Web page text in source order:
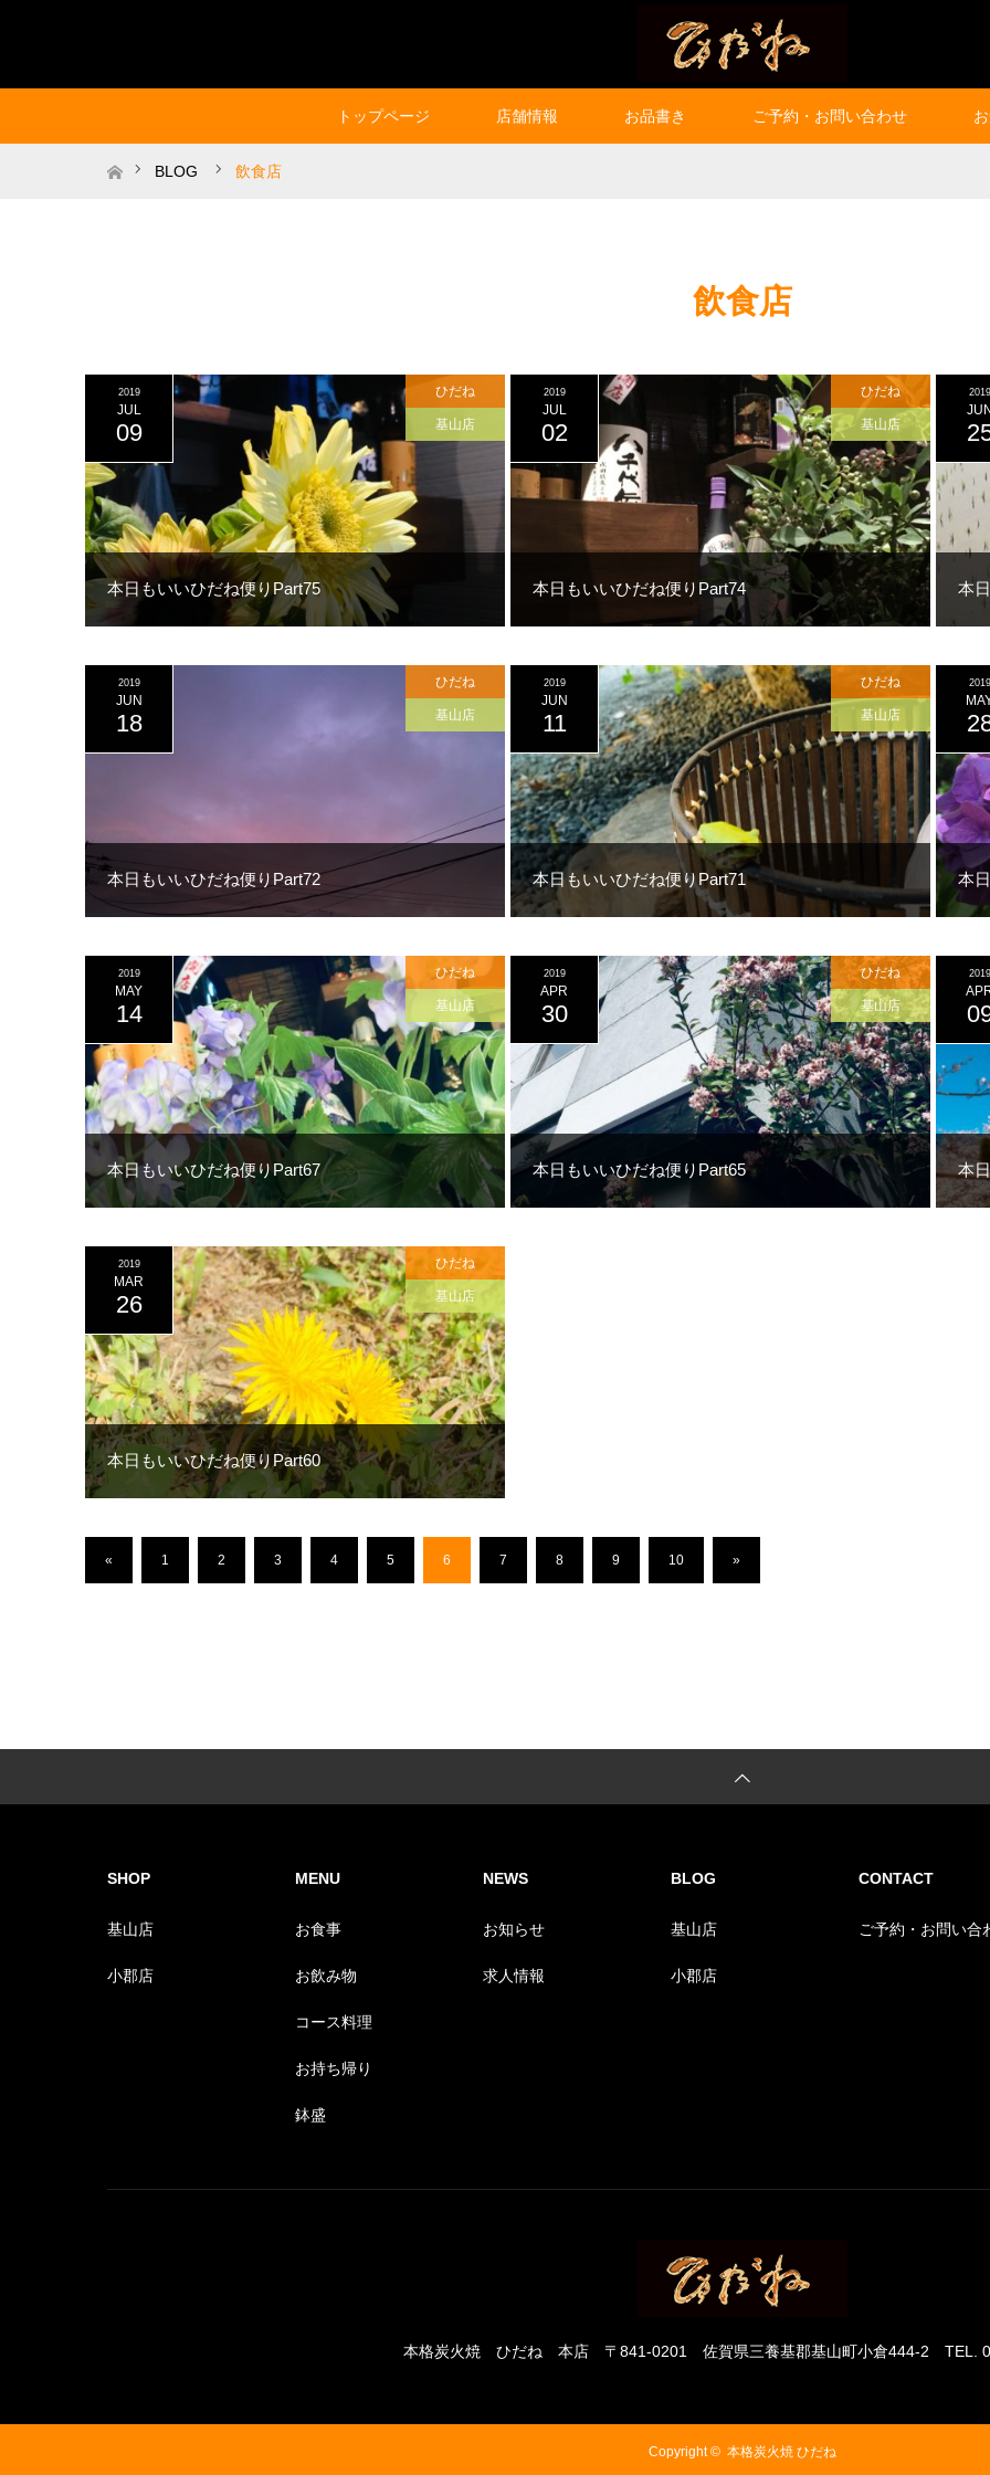
トップページ 店舗情報 お品書き ご予約・お問い合わせ
ホームBLOG 飲食店
飲食店
本日もいいひだね便りPart75
2019
JUL
09
ひだね
基山店
本日もいいひだね便りPart74
2019
JUL
02
ひだね
基山店
本
2019
本日もいいひだね便りPart72
2019
JUN
18
ひだね
基山店
本日もいいひだね便りPart71
2019
JUN
11
ひだね
基山店
本
2019
本日もいいひだね便りPart67
2019
MAY
14
ひだね
基山店
本日もいいひだね便りPart65
2019
APR
30
ひだね
基山店
本
2019
本日もいいひだね便りPart60
2019
MAR
26
ひだね
基山店
« 1 2 3 4 5 6 7 8 9 10 »
SHOP
基山店
小郡店
MENU
お食事
お飲み物
コース料理
お持ち帰り
鉢盛
NEWS
お知らせ
求人情報
BLOG
基山店
小郡店
CONTACT
ご予約・お問い合
本格炭火焼 ひだね 本店 〒841-0201 佐賀県三養基郡基山町小倉444-2 TEL.
Copyright © 本格炭火焼 ひだね